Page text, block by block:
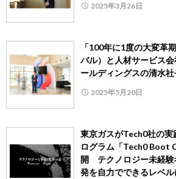
2025年3月26日
「100年に1度の大変革
バル）と人材サービス
ールディングスの清水
2025年5月20日
東京ガスがTech0社の
ログラム「Tech0 Boot
開 テクノロジー未経験
発を自力でできるレベル